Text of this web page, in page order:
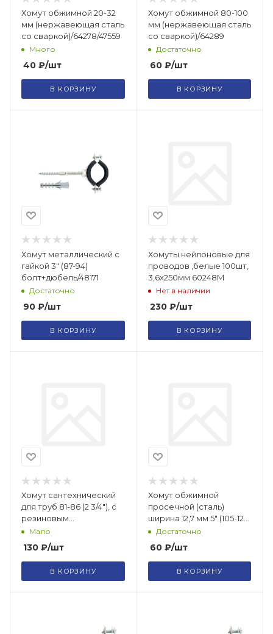
Хомут обжимной 20-32
мм (нержавеющая сталь
со сваркой)/64278/47559
Много
40 ₽/шт
В КОРЗИНУ
Хомут обжимной 80-100
мм (нержавеющая сталь
со сваркой)/64289
Достаточно
60₽/шт
В КОРЗИНУ
Хомут металлический с
гайкой 3" (87-94)
болт+дюбель/48171
Достаточно
90 ₽/шт
В КОРЗИНУ
Хомуты нейлоновые для
проводов ,белые 100шт,
3,6х250мм 60248М
Нет в наличии
230₽/шт
В КОРЗИНУ
Хомут сантехнический
для труб 81-86 (2 3/4"), с
резиновым
уплотнением, шпилькой
и дюб 1 шт
Мало
130 ₽/шт
В КОРЗИНУ
Хомут обжимной
просечной (сталь)
ширина 12,7 мм 5" (105-127
мм) FIT 64262
Достаточно
60₽/шт
В КОРЗИНУ